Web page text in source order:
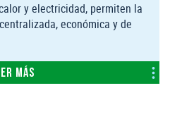
y electricidad, permiten la
económica y de
más